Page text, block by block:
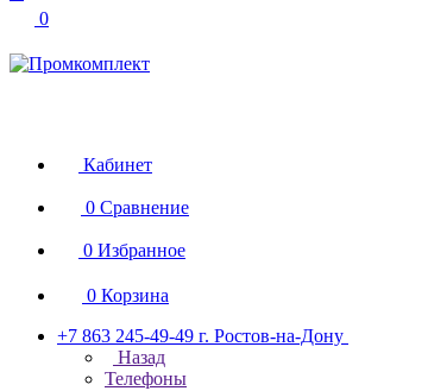
0
Кабинет
0 Сравнение
0 Избранное
0 Корзина
+7 863 245-49-49 г. Ростов-на-Дону
Назад
Телефоны